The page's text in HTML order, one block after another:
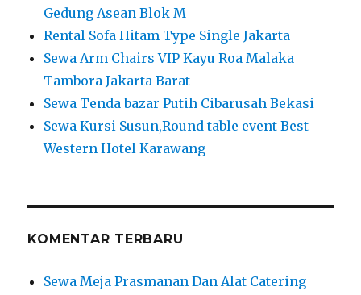
Gedung Asean Blok M
Rental Sofa Hitam Type Single Jakarta
Sewa Arm Chairs VIP Kayu Roa Malaka
Tambora Jakarta Barat
Sewa Tenda bazar Putih Cibarusah Bekasi
Sewa Kursi Susun,Round table event Best
Western Hotel Karawang
KOMENTAR TERBARU
Sewa Meja Prasmanan Dan Alat Catering